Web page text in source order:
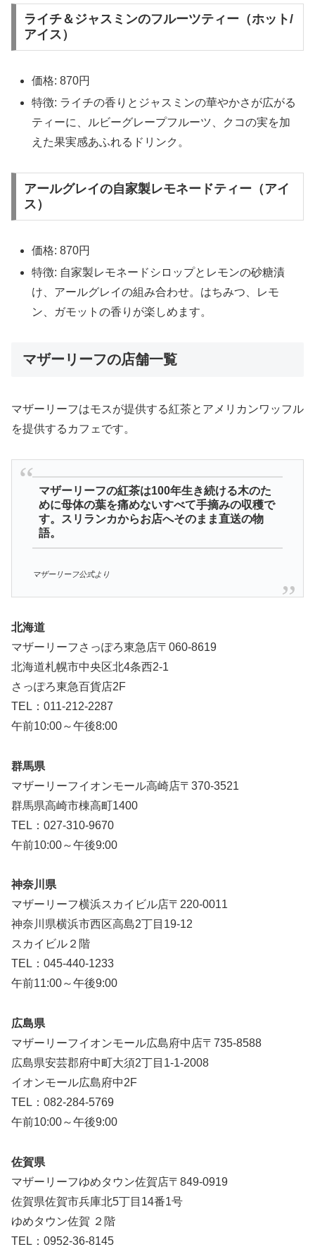
ライチ＆ジャスミンのフルーツティー（ホット/
アイス）
価格: 870円
特徴: ライチの香りとジャスミンの華やかさが広がる
ティーに、ルビーグレープフルーツ、クコの実を加
えた果実感あふれるドリンク。
アールグレイの自家製レモネードティー（アイ
ス）
価格: 870円
特徴: 自家製レモネードシロップとレモンの砂糖漬
け、アールグレイの組み合わせ。はちみつ、レモ
ン、ガモットの香りが楽しめます。
マザーリーフの店舗一覧
マザーリーフはモスが提供する紅茶とアメリカンワッフル
を提供するカフェです。
マザーリーフの紅茶は100年生き続ける木のた
めに母体の葉を痛めないすべて手摘みの収穫で
す。スリランカからお店へそのまま直送の物
語。
マザーリーフ公式より
北海道
マザーリーフさっぽろ東急店〒060-8619
北海道札幌市中央区北4条西2-1
さっぽろ東急百貨店2F
TEL：011-212-2287
午前10:00～午後8:00
群馬県
マザーリーフイオンモール高崎店〒370-3521
群馬県高崎市棟高町1400
TEL：027-310-9670
午前10:00～午後9:00
神奈川県
マザーリーフ横浜スカイビル店〒220-0011
神奈川県横浜市西区高島2丁目19-12
スカイビル２階
TEL：045-440-1233
午前11:00～午後9:00
広島県
マザーリーフイオンモール広島府中店〒735-8588
広島県安芸郡府中町大須2丁目1-1-2008
イオンモール広島府中2F
TEL：082-284-5769
午前10:00～午後9:00
佐賀県
マザーリーフゆめタウン佐賀店〒849-0919
佐賀県佐賀市兵庫北5丁目14番1号
ゆめタウン佐賀 ２階
TEL：0952-36-8145